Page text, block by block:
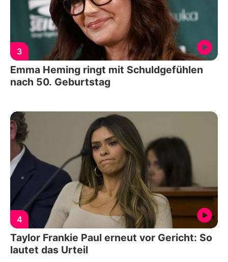
3
Emma Heming ringt mit Schuldgefühlen
nach 50. Geburtstag
4
Taylor Frankie Paul erneut vor Gericht: So
lautet das Urteil